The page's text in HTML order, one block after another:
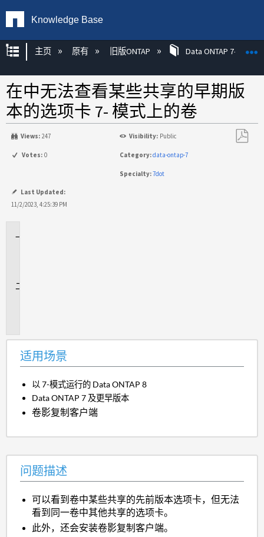
Knowledge Base
扩展/隐缩全局层次
主页 原有 旧版ONTAP Data ONTAP 7-模式
在中无法查看某些共享的早期版
本的选项卡 7- 模式上的卷
Views: 247 Visibility: Public
Votes: 0 Category:data-ontap-7
Specialty:7dot
Last Updated:
11/2/2023, 4:25:39 PM
适用场景
以 7-模式运行的 Data ONTAP 8
Data ONTAP 7 及更早版本
卷影复制客户端
问题描述
可以看到卷中某些共享的先前版本选项卡，但无法
看到同一卷中其他共享的选项卡。
此外，还会安装卷影复制客户端。